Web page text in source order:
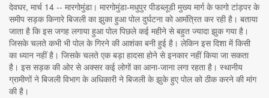
देवघर, मार्च 14 -- मारगोमुंडा। मारगोमुंडा-मधुपुर पीडब्लूडी मुख्य मार्ग के फागो टांड़पर के
समीप सड़क किनारे बिजली का झुका हुआ पोल दुर्घटना को आमंत्रित कर रही है। बताया
जाता है कि इस जगह लगाया हुआ पोल पिछले कई महीने से बहुत ज्यादा झुक गया है।
जिसके चलते कभी भी पोल के गिरने की आशंका बनी हुई है। लेकिन इस दिशा में किसी
का ध्यान नहीं है। जिसके चलते एक बड़ा हादसा होने से इनकार नहीं किया जा सकता
है। इस सड़क की ओर से अक्सर कई लोगों का आना-जाना लगा रहता है। स्थानीय
ग्रामीणों ने बिजली विभाग के अधिकारी ने बिजली के झुके हुए पोल को ठीक करने की मांग
की है।